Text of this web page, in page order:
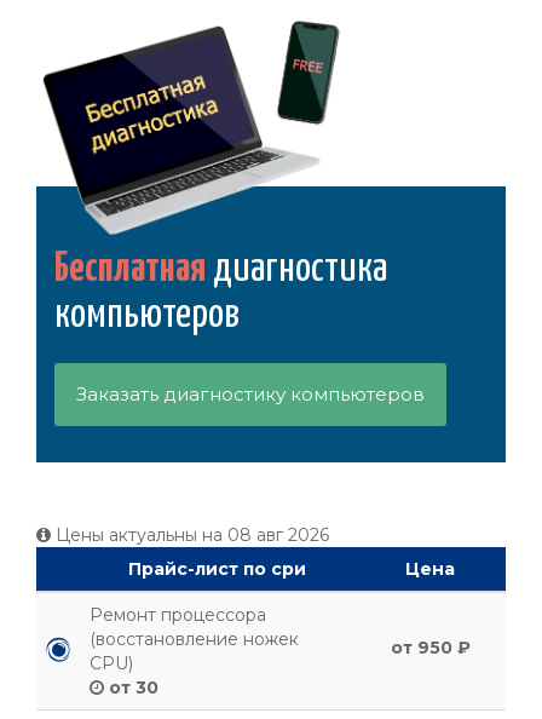
Бесплатная диагностика
компьютеров
Заказать диагностику компьютеров
Цены актуальны на 08 авг 2026
Прайс-лист по cpи
Цена
Ремонт процессора
(восстановление ножек
CPU)
от 30
от 950 ₽